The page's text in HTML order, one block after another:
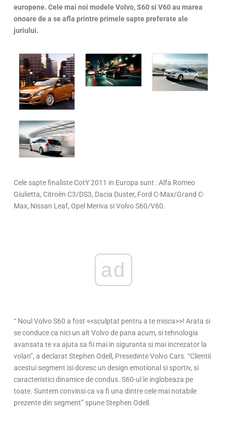
europene. Cele mai noi modele Volvo, S60 si V60 au marea
onoare de a se afla printre primele sapte preferate ale
juriului.
Cele sapte finaliste CotY 2011 in Europa sunt : Alfa Romeo
Giulietta, Citroën C3/DS3, Dacia Duster, Ford C-Max/Grand C-
Max, Nissan Leaf, Opel Meriva si Volvo S60/V60.
ad
“ Noul Volvo S60 a fost <<sculptat pentru a te misca>>! Arata si
se conduce ca nici un alt Volvo de pana acum, si tehnologia
avansata te va ajuta sa fii mai in siguranta si mai increzator la
volan”, a declarat Stephen Odell, Presedinte Volvo Cars. “Clientii
acestui segment isi doresc un design emotional si sportiv, si
caracteristici dinamice de condus. S60-ul le inglobeaza pe
toate. Suntem convinsi ca va fi una dintre cele mai notabile
prezente din segment” spune Stephen Odell.